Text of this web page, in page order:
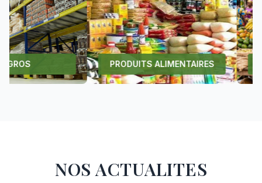
PRODUITS ALIMENTAIRES
NOS ACTUALITES